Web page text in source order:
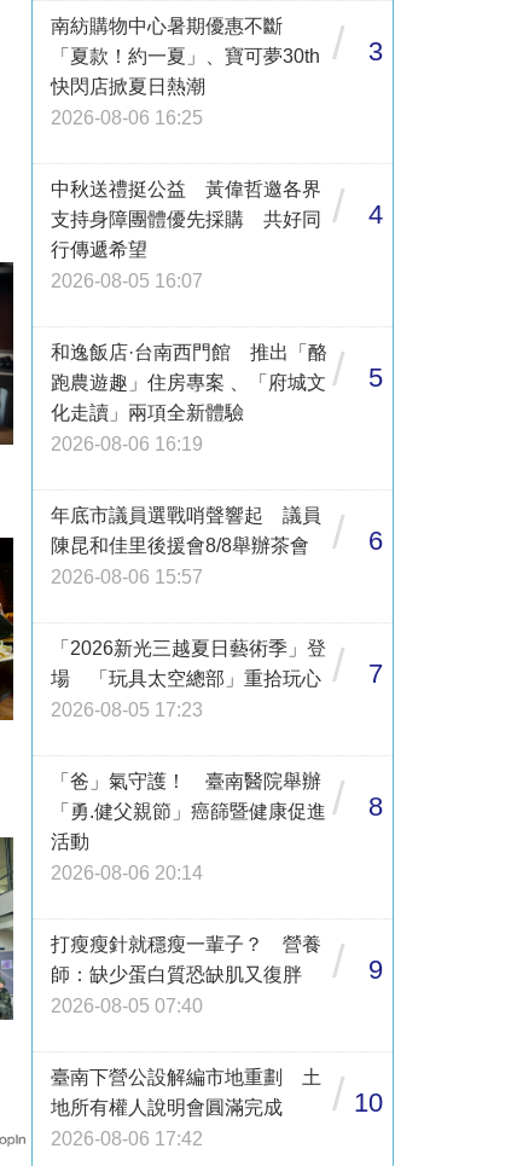
南紡購物中心暑期優惠不斷
「夏款！約一夏」、寶可夢30th
快閃店掀夏日熱潮
2026-08-06 16:25
/ 3
中秋送禮挺公益 黃偉哲邀各界
支持身障團體優先採購 共好同
行傳遞希望
2026-08-05 16:07
/ 4
和逸飯店·台南西門館 推出「酪
跑農遊趣」住房專案 、「府城文
化走讀」兩項全新體驗
2026-08-06 16:19
/ 5
年底市議員選戰哨聲響起 議員
陳昆和佳里後援會8/8舉辦茶會
2026-08-06 15:57
/ 6
「2026新光三越夏日藝術季」登
場 「玩具太空總部」重拾玩心
2026-08-05 17:23
/ 7
「爸」氣守護！ 臺南醫院舉辦
「勇.健父親節」癌篩暨健康促進
活動
2026-08-06 20:14
/ 8
打瘦瘦針就穩瘦一輩子？ 營養
師：缺少蛋白質恐缺肌又復胖
2026-08-05 07:40
/ 9
臺南下營公設解編市地重劃 土
地所有權人說明會圓滿完成
2026-08-06 17:42
/ 10